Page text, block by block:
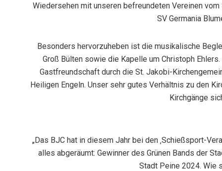
Wiedersehen mit unseren befreundeten Vereinen vom
SV Germania
Besonders hervorzuheben ist die musikalische
Groß Bülten sowie die Kapelle um Christoph
Gastfreundschaft durch die St. Jakobi-
Heiligen Engeln. Unser sehr gutes Verhältnis zu den
Kirchgänge
„Das BJC hat in diesem Jahr bei den ‚Schießsport-
alles abgeräumt: Gewinner des Grünen Bands der
Stadt Peine 2024. Wie